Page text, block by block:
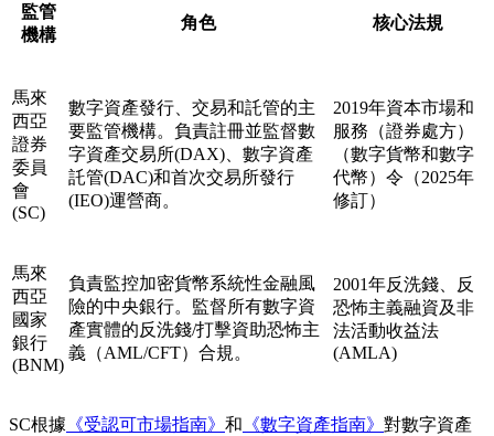
監管
機構
角色 核心法規
馬來
西亞
證券
委員
會
(SC)
數字資產發行、交易和託管的主
要監管機構。負責註冊並監督數
字資產交易所(DAX)、數字資產
託管(DAC)和首次交易所發行
(IEO)運營商。
2019年資本市場和
服務（證券處方）
（數字貨幣和數字
代幣）令（2025年
修訂）
馬來
西亞
國家
銀行
(BNM)
負責監控加密貨幣系統性金融風
險的中央銀行。監督所有數字資
產實體的反洗錢/打擊資助恐怖主
義（AML/CFT）合規。
2001年反洗錢、反
恐怖主義融資及非
法活動收益法
(AMLA)
SC根據 《受認可市場指南》 和 《數字資產指南》 對數字資產